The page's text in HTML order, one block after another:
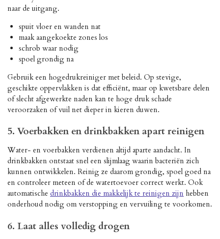
naar de uitgang.
spuit vloer en wanden nat
maak aangekoekte zones los
schrob waar nodig
spoel grondig na
Gebruik een hogedrukreiniger met beleid. Op stevige,
geschikte oppervlakken is dat efficiënt, maar op kwetsbare delen
of slecht afgewerkte naden kan te hoge druk schade
veroorzaken of vuil net dieper in kieren duwen.
5. Voerbakken en drinkbakken apart reinigen
Water- en voerbakken verdienen altijd aparte aandacht. In
drinkbakken ontstaat snel een slijmlaag waarin bacteriën zich
kunnen ontwikkelen. Reinig ze daarom grondig, spoel goed na
en controleer meteen of de watertoevoer correct werkt. Ook
automatische drinkbakken die makkelijk te reinigen zijn hebben
onderhoud nodig om verstopping en vervuiling te voorkomen.
6. Laat alles volledig drogen